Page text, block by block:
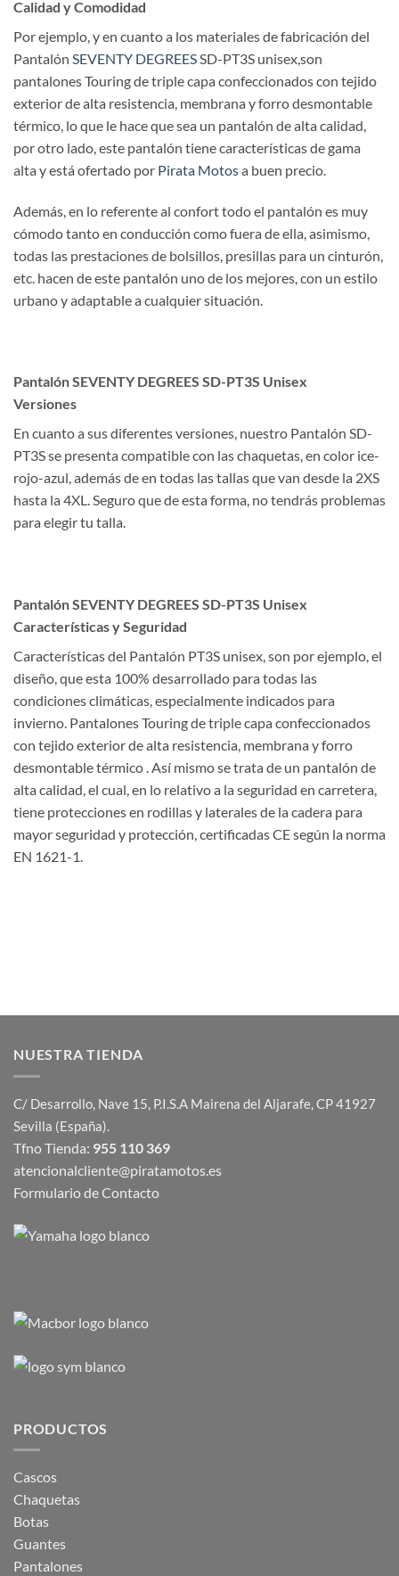
Calidad y Comodidad
Por ejemplo, y en cuanto a los materiales de fabricación del
Pantalón SEVENTY DEGREESSD-PT3S unisex,son
pantalones Touring de triple capa confeccionados con tejido
exterior de alta resistencia, membrana y forro desmontable
térmico, lo que le hace que sea un pantalón de alta calidad,
por otro lado, este pantalón tiene características de gama
alta y está ofertado por Pirata Motosa buen precio.
Además, en lo referente al confort todo el pantalón es muy
cómodo tanto en conducción como fuera de ella, asimismo,
todas las prestaciones de bolsillos, presillas para un cinturón,
etc. hacen de este pantalón uno de los mejores, con un estilo
urbano y adaptable a cualquier situación.
Pantalón SEVENTY DEGREES SD-PT3S Unisex
Versiones
En cuanto a sus diferentes versiones, nuestro Pantalón SD-
PT3S se presenta compatible con las chaquetas, en color ice-
rojo-azul, además de en todas las tallas que van desde la 2XS
hasta la 4XL. Seguro que de esta forma, no tendrás problemas
para elegir tu talla.
Pantalón SEVENTY DEGREES SD-PT3S Unisex
Características y Seguridad
Características del Pantalón PT3S unisex, son por ejemplo, el
diseño, que esta 100% desarrollado para todas las
condiciones climáticas, especialmente indicados para
invierno. Pantalones Touring de triple capa confeccionados
con tejido exterior de alta resistencia, membrana y forro
desmontable térmico . Así mismo se trata de un pantalón de
alta calidad, el cual, en lo relativo a la seguridad en carretera,
tiene protecciones en rodillas y laterales de la cadera para
mayor seguridad y protección, certificadas CE según la norma
EN 1621-1.
NUESTRA TIENDA
C/ Desarrollo, Nave 15, P.I.S.A Mairena del Aljarafe, CP 41927
Sevilla (España).
Tfno Tienda: 955 110 369
atencionalcliente@piratamotos.es
Formulario de Contacto
PRODUCTOS
Cascos
Chaquetas
Botas
Guantes
Pantalones